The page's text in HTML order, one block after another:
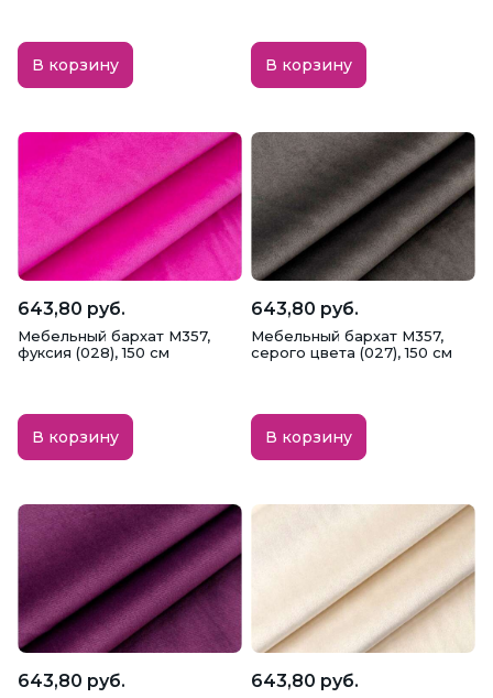
В корзину В корзину
643,80 руб.
Мебельный бархат M357,
фуксия (028), 150 см
В корзину
643,80 руб.
Мебельный бархат M357,
серого цвета (027), 150 см
В корзину
643,80 руб. 643,80 руб.